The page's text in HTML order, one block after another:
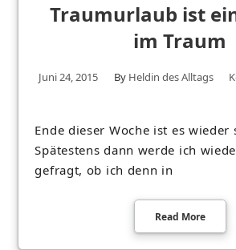
Traumurlaub ist
im Traum
Juni 24, 2015 By Heldin des Alltags
Ende dieser Woche ist es wieder
Spätestens dann werde ich
gefragt, ob ich denn in
Read More